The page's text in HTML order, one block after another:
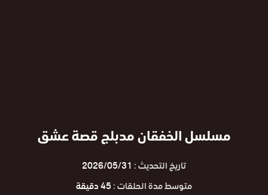
مسلسل الخفقان مدبلج قصة عشق
تاريخ التحديث : 2026/05/31
متوسط مدة الحلقات :45 دقيقة